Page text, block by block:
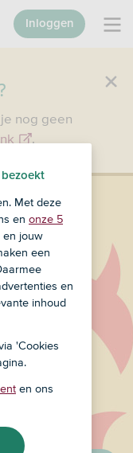
nog geen
.
Inloggen
Met deze
en onze 5
en jouw
een
en
inhoud
'Cookies
en ons